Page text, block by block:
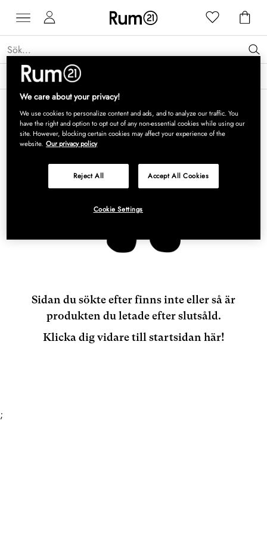
Få 15 % rabatt på Grythyttan Stålmöbler* →
Sidan du sökte efter finns inte eller så är
produkten du letade efter slutsåld.
Klicka dig vidare till startsidan här!
;
We care about your privacy!
We use cookies to personalize content and ads, and to analyze our traffic. You
have the right and option to opt out of any non-essential cookies while using our
site. However, blocking certain cookies may affect your experience of the
website. Our privacy policy
Reject All Accept All Cookies
Cookie Settings